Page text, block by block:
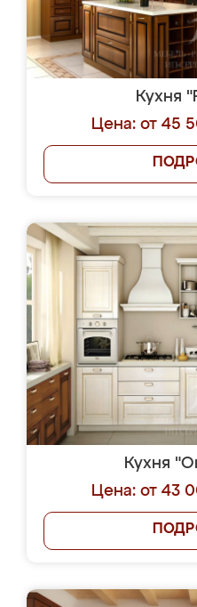
Кухня
Цена: от 45
Кухня
Цена: от 43